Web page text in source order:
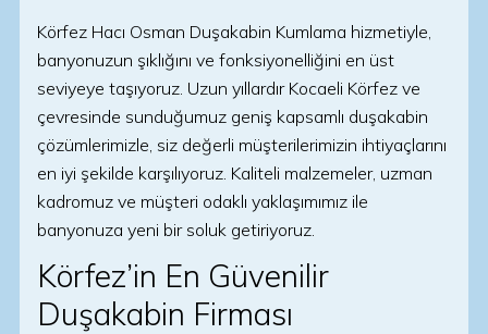
Körfez Hacı Osman Duşakabin Kumlama hizmetiyle,
banyonuzun şıklığını ve fonksiyonelliğini en üst
seviyeye taşıyoruz. Uzun yıllardır Kocaeli Körfez ve
çevresinde sunduğumuz geniş kapsamlı duşakabin
çözümlerimizle, siz değerli müşterilerimizin ihtiyaçlarını
en iyi şekilde karşılıyoruz. Kaliteli malzemeler, uzman
kadromuz ve müşteri odaklı yaklaşımımız ile
banyonuza yeni bir soluk getiriyoruz.
Körfez’in En Güvenilir
Duşakabin Firması